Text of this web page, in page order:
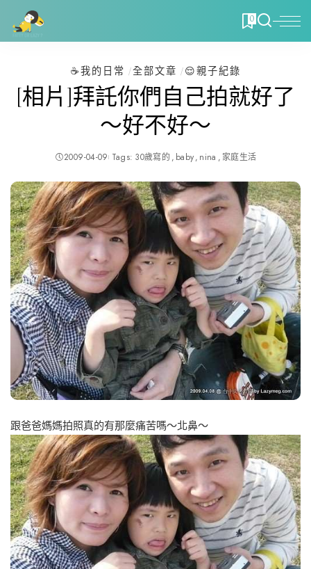
0
☕️我的日常 全部文章 😌親子紀錄
[相片]拜託你們自己拍就好了
～好不好～
2009-04-09 Tags: 30歲寫的 baby nina 家庭生活
跟爸爸媽媽拍照真的有那麼痛苦嗎～北鼻～